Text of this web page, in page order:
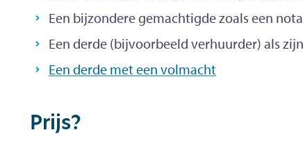
Een bijzondere gemachtigde zoals een
Een derde (bijvoorbeeld verhuurder) als
Een derde met een volmacht
Prijs?